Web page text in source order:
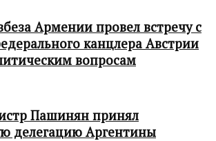
Армении провел встречу с
канцлера Австрии
вопросам
Пашинян принял
делегацию Аргентины